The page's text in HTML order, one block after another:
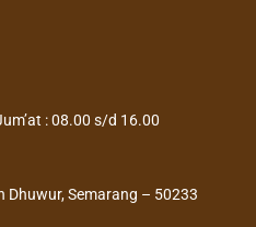
: 08.00 s/d 16.00
Dhuwur, Semarang – 50233